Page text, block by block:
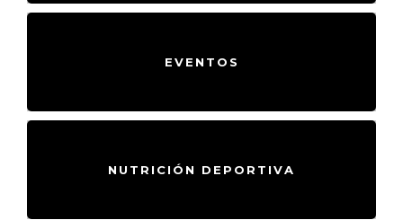
EVENTOS
NUTRICIÓN DEPORTIVA